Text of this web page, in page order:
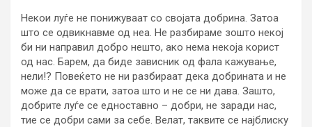
Некои луѓе не понижуваат со својата добрина. Затоа
што се одвикнавме од неа. Не разбираме зошто некој
би ни направил добро нешто, ако нема некоја корист
од нас. Барем, да биде зависник од фала кажување,
нели!? Повеќето не ни разбираат дека добрината и не
може да се врати, затоа што и не се ни дава. Зашто,
добрите луѓе се едноставно – добри, не заради нас,
тие се добри сами за себе. Велат, таквите се најблиску